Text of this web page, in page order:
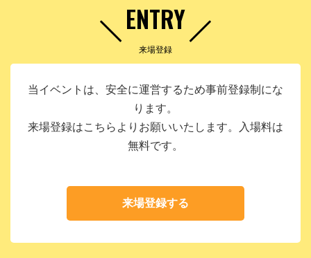
ENTRY
来場登録
当イベントは、安全に運営するため事前登録制にな
ります。
来場登録はこちらよりお願いいたします。入場料は
無料です。
来場登録する